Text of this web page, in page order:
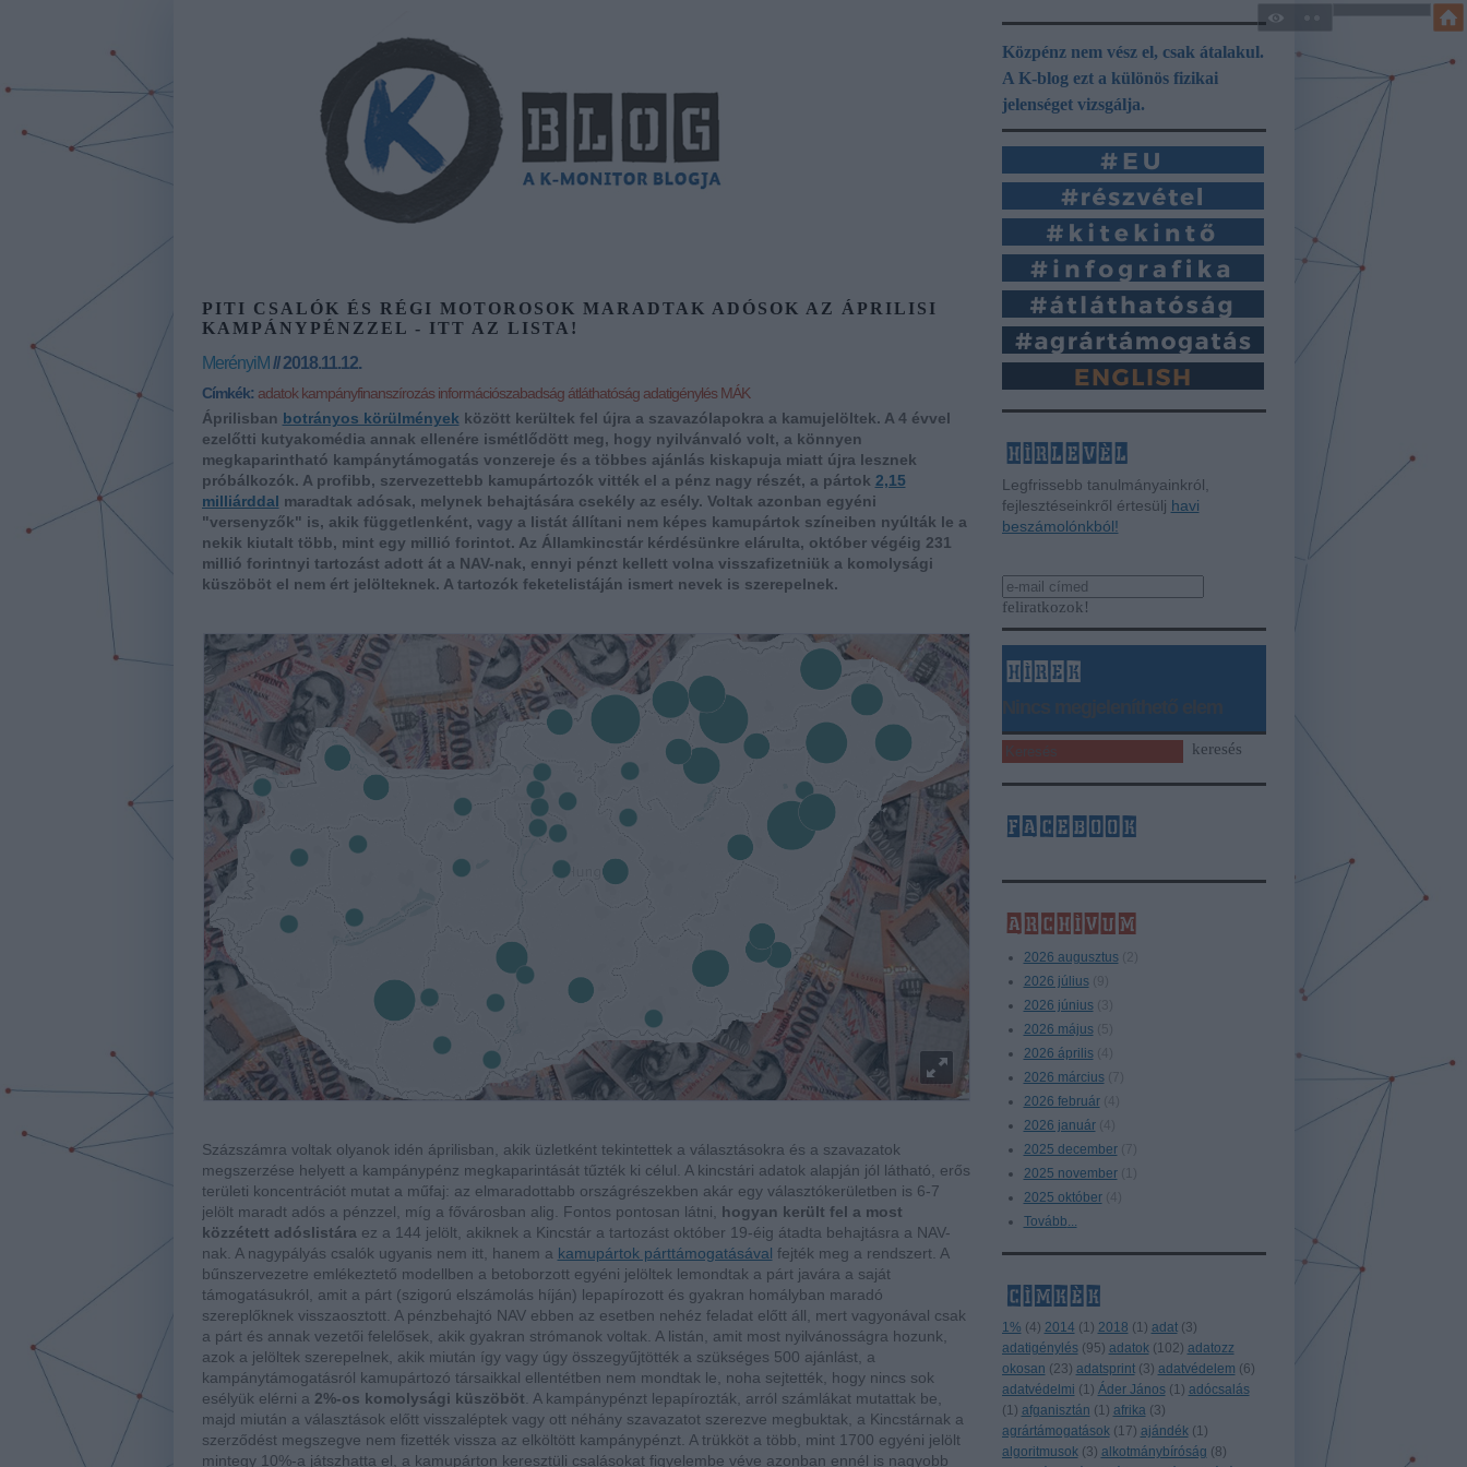
Közpénz nem vész el, csak átalakul.
A K-blog ezt a különös fizikai
jelenséget vizsgálja.
hírlevél
Legfrissebb tanulmányainkról,
fejlesztéseinkről értesülj havi
beszámolónkból!
hírek
facebook
archívum
2026 augusztus
2026 július
2026 június
2026 május
2026 április
2026 március
2026 február
2026 január
2025 december
2025 november
2025 október
Tovább...
címkék
1% (4) 2014 (1) 2018 (1) adat (3)
adatigénylés (95) adatok (102) adatozz
okosan (23) adatsprint (3) adatvédelem (6)
adatvédelmi (1) Áder János (1) adócsalás
(1) afganisztán (1) afrika (3)
agrártámogatások (17) ajándék (1)
algoritmusok (3) alkotmánybíróság ( 8)
PITI CSALÓK ÉS RÉGI MOTOROSOK MARADTAK ADÓSOK AZ ÁPRILISI
KAMPÁNYPÉNZZEL - ITT AZ LISTA!
MerényiM // 2018.11.12.
Címkék: adatok kampányfinanszírozás információszabadság átláthatóság adatigénylés MÁK
Áprilisban botrányos körülmények között kerültek fel újra a szavazólapokra a kamujelöltek. A 4 évvel
ezelőtti kutyakomédia annak ellenére ismétlődött meg, hogy nyilvánvaló volt, a könnyen
megkaparintható kampánytámogatás vonzereje és a többes ajánlás kiskapuja miatt újra lesznek
próbálkozók. A profibb, szervezettebb kamupártozók vitték el a pénz nagy részét, a pártok 2,15
milliárddal maradtak adósak, melynek behajtására csekély az esély. Voltak azonban egyéni
"versenyzők" is, akik függetlenként, vagy a listát állítani nem képes kamupártok színeiben nyúlták le a
nekik kiutalt több, mint egy millió forintot. Az Államkincstár kérdésünkre elárulta, október végéig 231
millió forintnyi tartozást adott át a NAV-nak, ennyi pénzt kellett volna visszafizetniük a komolysági
küszöböt el nem ért jelölteknek. A tartozók feketelistáján ismert nevek is szerepelnek.
Százszámra voltak olyanok idén áprilisban, akik üzletként tekintettek a választásokra és a szavazatok
megszerzése helyett a kampánypénz megkaparintását tűzték ki célul. A kincstári adatok alapján jól látható, erős
területi koncentrációt mutat a műfaj: az elmaradottabb országrészekben akár egy választókerületben is 6-7
jelölt maradt adós a pénzzel, míg a fővárosban alig. Fontos pontosan látni, hogyan került fel a most
közzétett adóslistáraez a 144 jelölt, akiknek a Kincstár a tartozást október 19-éig átadta behajtásra a NAV-
nak. A nagypályás csalók ugyanis nem itt, hanem a kamupártok párttámogatásával fejték meg a rendszert. A
bűnszervezetre emlékeztető modellben a betoborzott egyéni jelöltek lemondtak a párt javára a saját
támogatásukról, amit a párt (szigorú elszámolás híján) lepapírozott és gyakran homályban maradó
szereplőknek visszaosztott. A pénzbehajtó NAV ebben az esetben nehéz feladat előtt áll, mert vagyonával csak
a párt és annak vezetői felelősek, akik gyakran strómanok voltak. A listán, amit most nyilvánosságra hozunk,
azok a jelöltek szerepelnek, akik miután így vagy úgy összegyűjtötték a szükséges 500 ajánlást, a
kampánytámogatásról kamupártozó társaikkal ellentétben nem mondtak le, noha sejtették, hogy nincs sok
esélyük elérni a 2%-os komolysági küszöböt. A kampánypénzt lepapírozták, arról számlákat mutattak be,
majd miután a választások előtt visszaléptek vagy ott néhány szavazatot szerezve megbuktak, a Kincstárnak a
szerződést megszegve nem fizették vissza az elköltött kampánypénzt. A trükköt a több, mint 1700 egyéni jelölt
mintegy 10%-a játszhatta el, a kamupárton keresztüli csalásokat figyelembe véve azonban ennél is nagyobb